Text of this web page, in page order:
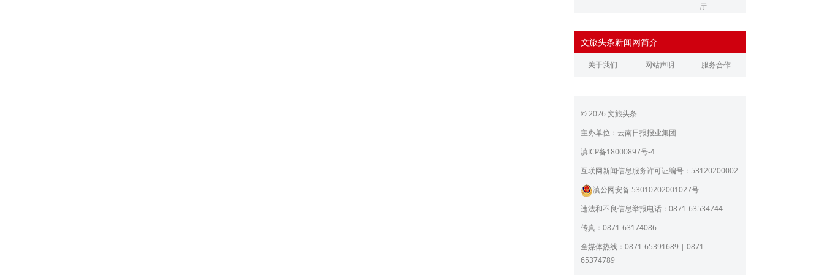
厅
浙江省文化和旅游厅
江西省文化和旅游厅 河南省文化和旅游厅
广东省文化和旅游厅
育厅
陕西省文化和旅游厅 甘肃省文化和旅游厅
青海省文化和旅游厅
宁夏回族自治区文化和旅
北京市文旅局
上海市文化和旅游局
员会
文旅头条新闻网简介
关于我们 网站声明 服务合作
© 2026 文旅头条
主办单位：云南日报报业集团
滇ICP备18000897号-4
互联网新闻信息服务许可证编号：53120200002
滇公网安备 53010202001027号
违法和不良信息举报电话：0871-63534744
传真：0871-63174086
全媒体热线：0871-65391689 | 0871-
65374789